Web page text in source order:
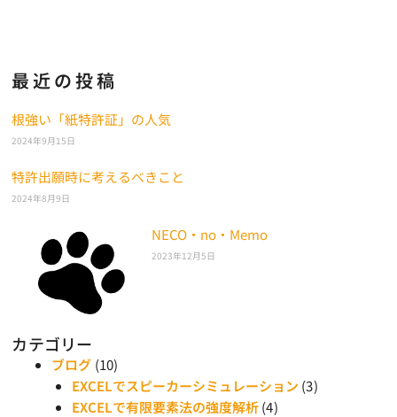
最近の投稿
根強い「紙特許証」の人気
2024年9月15日
特許出願時に考えるべきこと
2024年8月9日
NECO・no・Memo
2023年12月5日
カテゴリー
ブログ (10)
EXCELでスピーカーシミュレーション (3)
EXCELで有限要素法の強度解析(4)